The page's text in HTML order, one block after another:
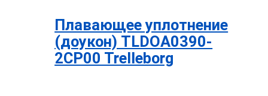
Плавающее уплотнение
(доукон) TLDOA0390-
2CP00 Trelleborg